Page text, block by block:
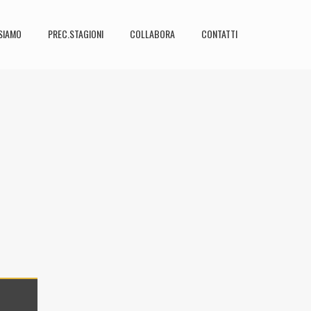
PREC.STAGIONI COLLABORA CONTATTI